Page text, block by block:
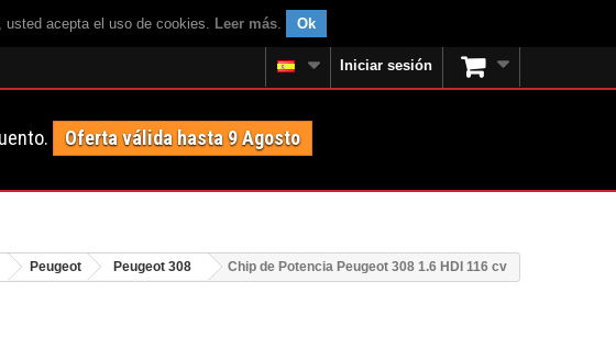
acepta el uso de cookies. Leer más. Ok
Iniciar sesión
Oferta válida hasta 9 Agosto
Peugeot Peugeot 308 Chip de Potencia Peugeot 308 1.6 HDI 116 cv